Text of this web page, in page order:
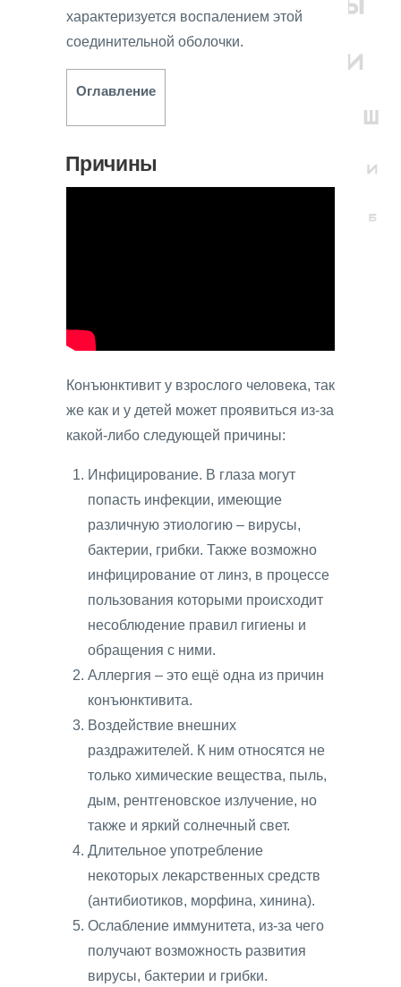
характеризуется воспалением этой
соединительной оболочки.
Оглавление
Причины
Конъюнктивит у взрослого человека, так
же как и у детей может проявиться из-за
какой-либо следующей причины:
Инфицирование. В глаза могут
попасть инфекции, имеющие
различную этиологию – вирусы,
бактерии, грибки. Также возможно
инфицирование от линз, в процессе
пользования которыми происходит
несоблюдение правил гигиены и
обращения с ними.
Аллергия – это ещё одна из причин
конъюнктивита.
Воздействие внешних
раздражителей. К ним относятся не
только химические вещества, пыль,
дым, рентгеновское излучение, но
также и яркий солнечный свет.
Длительное употребление
некоторых лекарственных средств
(антибиотиков, морфина, хинина).
Ослабление иммунитета, из-за чего
получают возможность развития
вирусы, бактерии и грибки.